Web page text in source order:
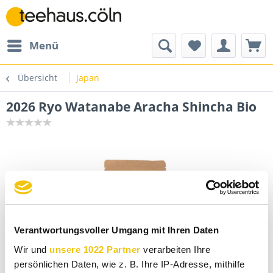
Verantwortungsvoller Umgang mit Ihren Daten
Wir und unsere 1022 Partner verarbeiten Ihre
persönlichen Daten, wie z. B. Ihre IP-Adresse, mithilfe
Menü
Übersicht Japan
2026 Ryo Watanabe Aracha Shincha Bio